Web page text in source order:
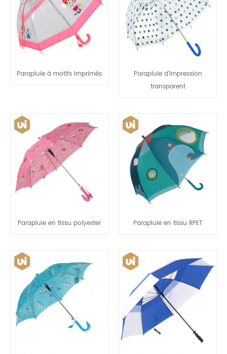
Parapluie à motifs imprimés
Parapluie d'impression
transparent
Parapluie en tissu polyester Parapluie en tissu RPET